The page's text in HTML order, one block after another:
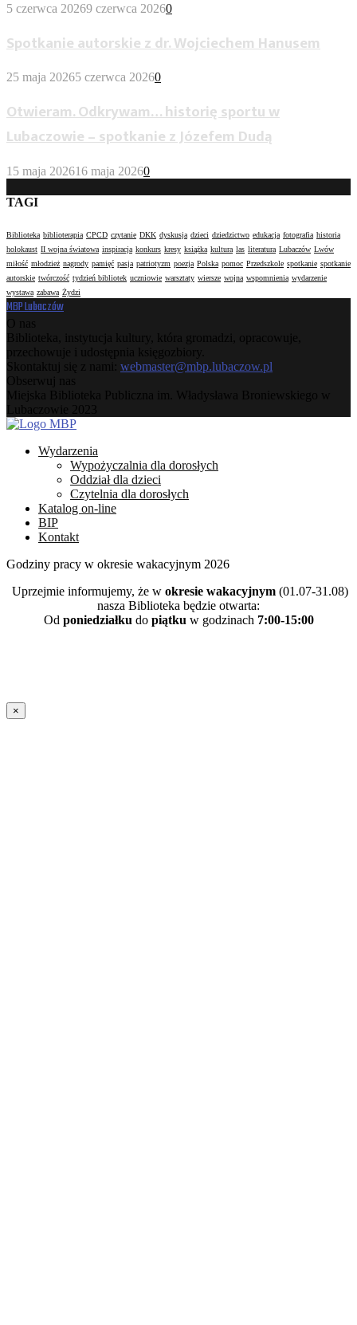
5 czerwca 20269 czerwca 20260
Spotkanie autorskie z dr. Wojciechem Hanusem
25 maja 20265 czerwca 20260
Otwieram. Odkrywam… historię sportu w
Lubaczowie – spotkanie z Józefem Dudą
15 maja 202616 maja 20260
TAGI
Biblioteka biblioterapia CPCD czytanie DKK dyskusja dzieci dziedzictwo edukacja fotografia historia
holokaust II wojna światowa inspiracja konkurs kresy książka kultura las literatura Lubaczów Lwów
miłość młodzież nagrody pamięć pasja patriotyzm poezja Polska pomoc Przedszkole spotkanie spotkanie
autorskie twórczość tydzień bibliotek uczniowie warsztaty wiersze wojna wspomnienia wydarzenie
wystawa zabawa Żydzi
MBP Lubaczów
O nas
Biblioteka, instytucja kultury, która gromadzi, opracowuje,
przechowuje i udostępnia księgozbiory.
Skontaktuj się z nami: webmaster@mbp.lubaczow.pl
Obserwuj nas
Facebook
Instagram
Youtube
Email
Miejska Biblioteka Publiczna im. Władysława Broniewskiego w
Lubaczowie 2023
Wydarzenia
Wypożyczalnia dla dorosłych
Oddział dla dzieci
Czytelnia dla dorosłych
Katalog on-line
BIP
Kontakt
Godziny pracy w okresie wakacyjnym 2026
Uprzejmie informujemy, że w okresie wakacyjnym (01.07-31.08)
nasza Biblioteka będzie otwarta:
Od poniedziałku do piątku w godzinach 7:00-15:00
×